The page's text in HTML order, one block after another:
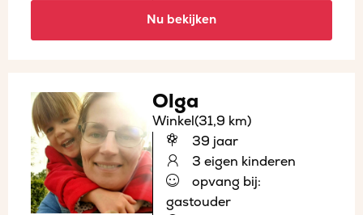
Nu bekijken
Olga
Winkel(31,9 km)
39 jaar
3 eigen kinderen
opvang bij:
gastouder